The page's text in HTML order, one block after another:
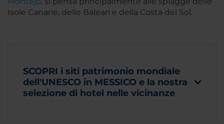
Isole Canarie, delle Baleari e della Costa del Sol.
SCOPRI i siti patrimonio mondiale
dell'UNESCO in MESSICO e la nostra
selezione di hotel nelle vicinanze